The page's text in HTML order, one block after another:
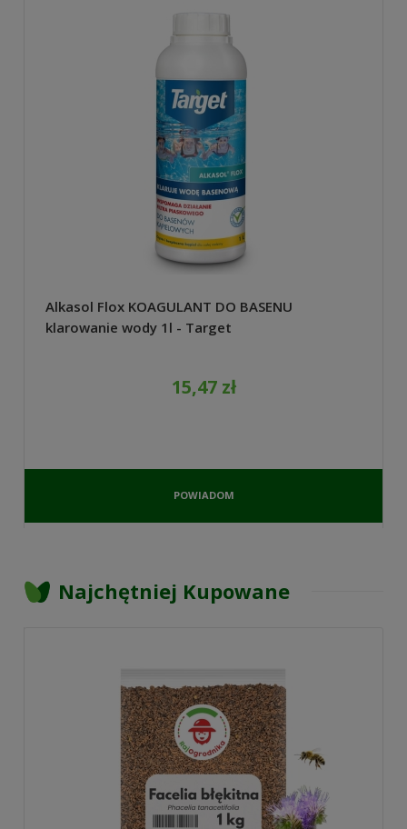
Alkasol Flox KOAGULANT DO BASENU
klarowanie wody 1l - Target
15,47 zł
POWIADOM
DOSTĘPNOŚCI
Najchętniej Kupowane